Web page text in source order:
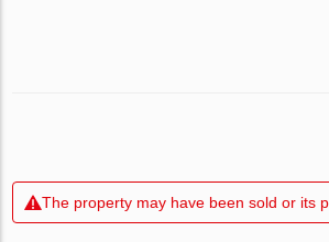
The property may have been sold or its